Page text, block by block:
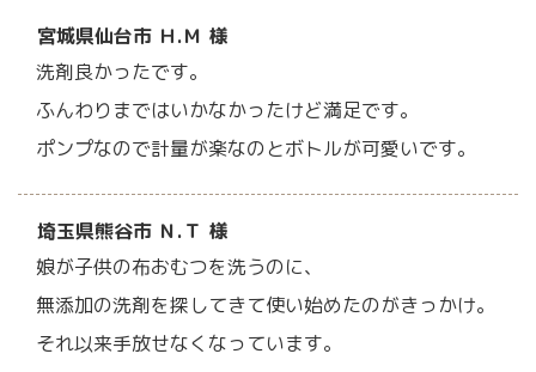
宮城県仙台市 Ｈ.Ｍ 様
洗剤良かったです。
ふんわりまではいかなかったけど満足です。
ポンプなので計量が楽なのとボトルが可愛いです。
埼玉県熊谷市 Ｎ.Ｔ 様
娘が子供の布おむつを洗うのに、
無添加の洗剤を探してきて使い始めたのがきっかけ。
それ以来手放せなくなっています。